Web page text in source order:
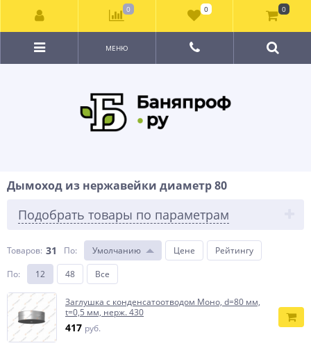
МЕНЮ
Дымоход из нержавейки диаметр 80
Подобрать товары по параметрам
Товаров: 31 По: Умолчанию Цене
Рейтингу
По: 12 48 Все
Заглушка с конденсатоотводом Моно, d=80 мм,
t=0,5 мм, нерж. 430
417 руб.
0 0 0